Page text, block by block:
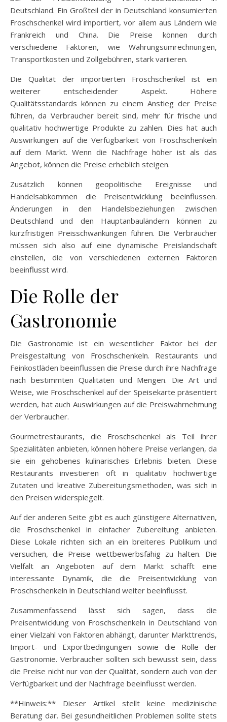
Deutschland. Ein Großteil der in Deutschland konsumierten
Froschschenkel wird importiert, vor allem aus Ländern wie
Frankreich und China. Die Preise können durch
verschiedene Faktoren, wie Währungsumrechnungen,
Transportkosten und Zollgebühren, stark variieren.
Die Qualität der importierten Froschschenkel ist ein
weiterer entscheidender Aspekt. Höhere
Qualitätsstandards können zu einem Anstieg der Preise
führen, da Verbraucher bereit sind, mehr für frische und
qualitativ hochwertige Produkte zu zahlen. Dies hat auch
Auswirkungen auf die Verfügbarkeit von Froschschenkeln
auf dem Markt. Wenn die Nachfrage höher ist als das
Angebot, können die Preise erheblich steigen.
Zusätzlich können geopolitische Ereignisse und
Handelsabkommen die Preisentwicklung beeinflussen.
Änderungen in den Handelsbeziehungen zwischen
Deutschland und den Hauptanbauländern können zu
kurzfristigen Preisschwankungen führen. Die Verbraucher
müssen sich also auf eine dynamische Preislandschaft
einstellen, die von verschiedenen externen Faktoren
beeinflusst wird.
Die Rolle der
Gastronomie
Die Gastronomie ist ein wesentlicher Faktor bei der
Preisgestaltung von Froschschenkeln. Restaurants und
Feinkostläden beeinflussen die Preise durch ihre Nachfrage
nach bestimmten Qualitäten und Mengen. Die Art und
Weise, wie Froschschenkel auf der Speisekarte präsentiert
werden, hat auch Auswirkungen auf die Preiswahrnehmung
der Verbraucher.
Gourmetrestaurants, die Froschschenkel als Teil ihrer
Spezialitäten anbieten, können höhere Preise verlangen, da
sie ein gehobenes kulinarisches Erlebnis bieten. Diese
Restaurants investieren oft in qualitativ hochwertige
Zutaten und kreative Zubereitungsmethoden, was sich in
den Preisen widerspiegelt.
Auf der anderen Seite gibt es auch günstigere Alternativen,
die Froschschenkel in einfacher Zubereitung anbieten.
Diese Lokale richten sich an ein breiteres Publikum und
versuchen, die Preise wettbewerbsfähig zu halten. Die
Vielfalt an Angeboten auf dem Markt schafft eine
interessante Dynamik, die die Preisentwicklung von
Froschschenkeln in Deutschland weiter beeinflusst.
Zusammenfassend lässt sich sagen, dass die
Preisentwicklung von Froschschenkeln in Deutschland von
einer Vielzahl von Faktoren abhängt, darunter Markttrends,
Import- und Exportbedingungen sowie die Rolle der
Gastronomie. Verbraucher sollten sich bewusst sein, dass
die Preise nicht nur von der Qualität, sondern auch von der
Verfügbarkeit und der Nachfrage beeinflusst werden.
**Hinweis:** Dieser Artikel stellt keine medizinische
Beratung dar. Bei gesundheitlichen Problemen sollte stets